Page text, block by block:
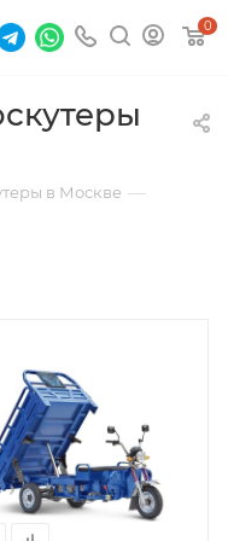
0
в Москве —